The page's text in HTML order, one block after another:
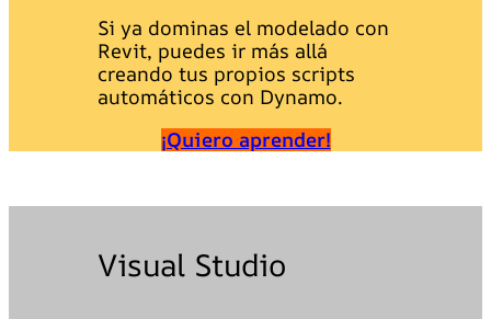
Si ya dominas el modelado con
Revit, puedes ir más allá
creando tus propios scripts
automáticos con Dynamo.
¡Quiero aprender!
Visual Studio